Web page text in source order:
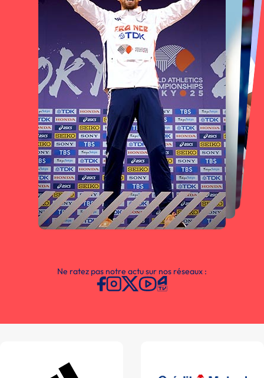
Ne ratez pas notre actu sur nos réseaux :